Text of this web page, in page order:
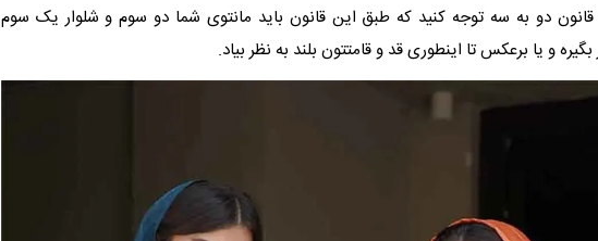
دو به سه توجه کنید که طبق این قانون باید مانتوی شما دو سوم و شلوار یک سوم
و یا برعکس تا اینطوری قد و قامتتون بلند به نظر بیاد.